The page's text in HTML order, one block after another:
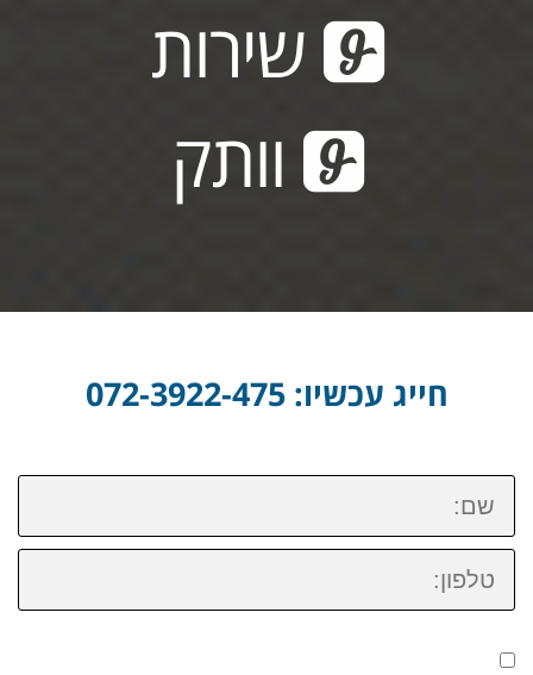
שירות
וותק
חייג עכשיו: 072-3922-475
שם:
טלפון: